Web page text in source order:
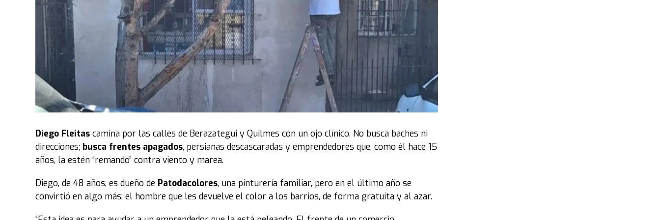
estas quedan en letra muerta y constituyen una frustración colectiva”.
La respuesta llegó desde el bloque libertario, algunos con mayor énfasis, como Luis Juez, quien acusó
al peronismo de “mentiroso. Solo con una fuerte cuota de ignorancia se puede opinar como opinan”.
“Si la discusión es la plata, que la pongan las provincias. Se la gastan en cualquier cosa, en
publicidad. A pocos metros de acá hay familiares que vienen a buscar justicia, no
venganza”,
agregó el cordobés que ahora integra LLA.
Parte de la postura peronista se reflejó en la intervención de la senadora Lucía Corpacci. El bloque
estaba molesto porque había acordado con los libertarios no habilitar la presencia de familiares en
las gradas. Sin embargo, el oficialismo permitió el ingreso de varios que se ubicaron en los palcos del
primer piso.
“Somos legisladores, no estamos para responder el enojo, estamos para dictar leyes que hagan la
vida mejor y construyan una sociedad mejor. Debemos actuar con racionalidad y humanidad. Esta ley
no es la solución de nada”, sostuvo Corpacci.
Diego Fleitas camina por las calles de Berazategui y Quilmes con un ojo clínico. No busca baches ni
direcciones; busca frentes apagados, persianas descascaradas y emprendedores que, como él hace 15
años, la estén “remando” contra viento y marea.
Diego, de 48 años, es dueño de Patodacolores, una pinturería familiar, pero en el último año se
convirtió en algo más: el hombre que les devuelve el color a los barrios, de forma gratuita y al azar.